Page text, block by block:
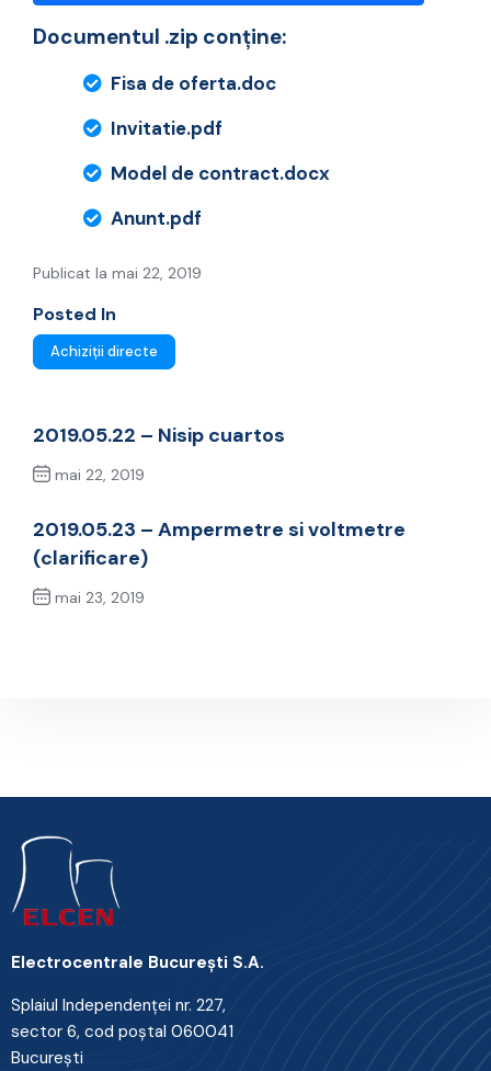
Documentul .zip conține:
Fisa de oferta.doc
Invitatie.pdf
Model de contract.docx
Anunt.pdf
Publicat la mai 22, 2019
Posted In
Achiziții directe
2019.05.22 – Nisip cuartos
mai 22, 2019
2019.05.23 – Ampermetre si voltmetre
(clarificare)
mai 23, 2019
Electrocentrale Bucureşti S.A.
Splaiul Independenţei nr. 227,
sector 6, cod poştal 060041
Bucureşti